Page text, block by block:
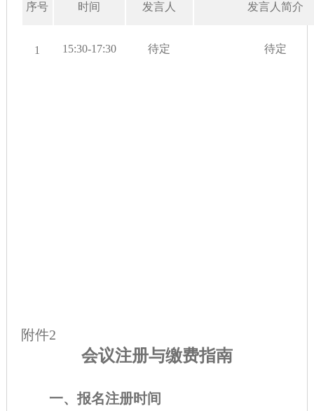
序号 时间 发言人 发言人简介
1 15:30-17:30 待定 待定
附件2
会议注册与缴费指南
一、报名注册时间